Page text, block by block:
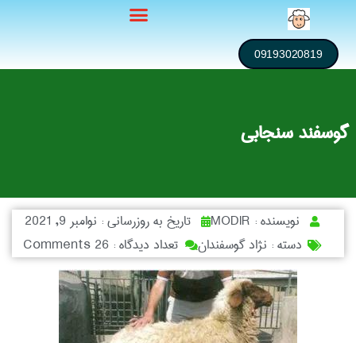
09193020819
گوسفند سنجابی
نویسنده : تاریخ به روزرسانی : نوامبر 9, 2021
دسته : نژاد گوسفندان تعداد دیدگاه :26 Comments